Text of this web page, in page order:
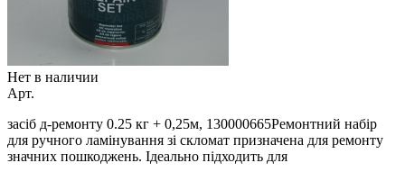
Нет в наличии
Арт.
засіб д-ремонту 0.25 кг + 0,25м, 130000665Ремонтний набір
для ручного ламінування зі скломат призначена для ремонту
значних пошкоджень. Ідеально підходить для